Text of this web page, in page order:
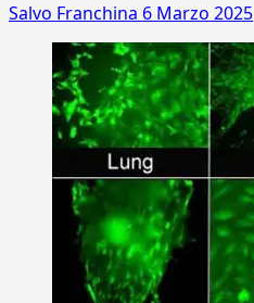
Salvo Franchina 6 Marzo 2025